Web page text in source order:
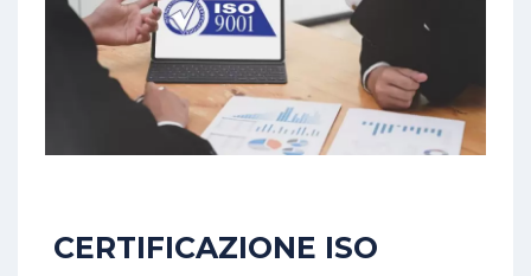
CERTIFICAZIONE ISO